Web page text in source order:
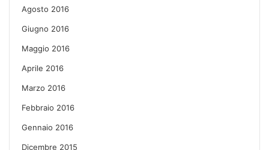
Agosto 2016
Giugno 2016
Maggio 2016
Aprile 2016
Marzo 2016
Febbraio 2016
Gennaio 2016
Dicembre 2015